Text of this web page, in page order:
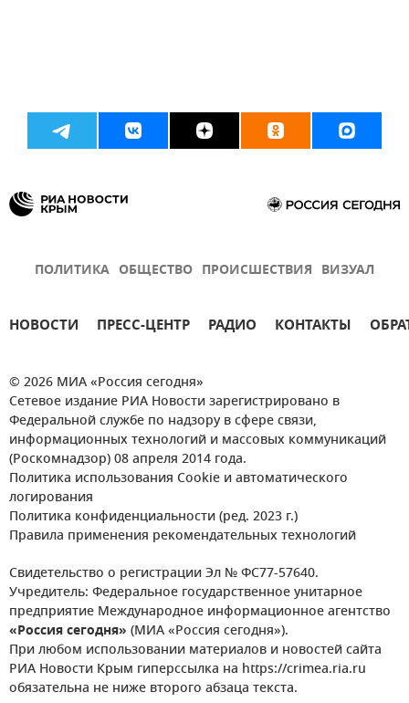
ПОЛИТИКА ОБЩЕСТВО ПРОИСШЕСТВИЯ ВИЗУАЛ
НОВОСТИ ПРЕСС-ЦЕНТР РАДИО КОНТАКТЫ
© 2026 МИА «Россия сегодня»
Сетевое издание РИА Новости зарегистрировано в
Федеральной службе по надзору в сфере связи,
информационных технологий и массовых коммуникаций
(Роскомнадзор) 08 апреля 2014 года.
Политика использования Cookie и автоматического
логирования
Политика конфиденциальности (ред. 2023 г.)
Правила применения рекомендательных технологий
Свидетельство о регистрации Эл № ФС77-57640.
Учредитель: Федеральное государственное унитарное
предприятие Международное информационное агентство
«Россия сегодня» (МИА «Россия сегодня»).
При любом использовании материалов и новостей сайта
РИА Новости Крым гиперссылка на https://crimea.ria.ru
обязательна не ниже второго абзаца текста.